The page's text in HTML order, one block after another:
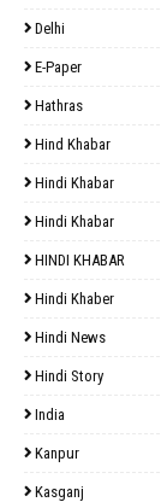
Delhi
E-Paper
Hathras
Hind Khabar
Hindi Khabar
Hindi Khabar
HINDI KHABAR
Hindi Khaber
Hindi News
Hindi Story
India
Kanpur
Kasganj